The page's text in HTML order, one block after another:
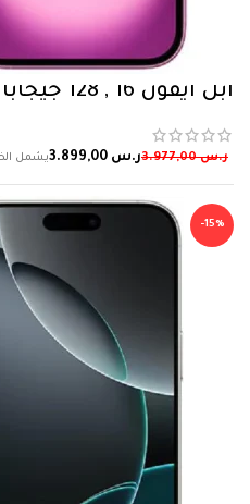
ابل آيفون 16 , 128 جيجابايت وردي 5‎G آبل آيه 18
ر.س3.977,00 ر.س
-15%